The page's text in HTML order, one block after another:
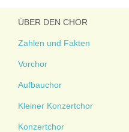
ÜBER DEN CHOR
Zahlen und Fakten
Vorchor
Aufbauchor
Kleiner Konzertchor
Konzertchor